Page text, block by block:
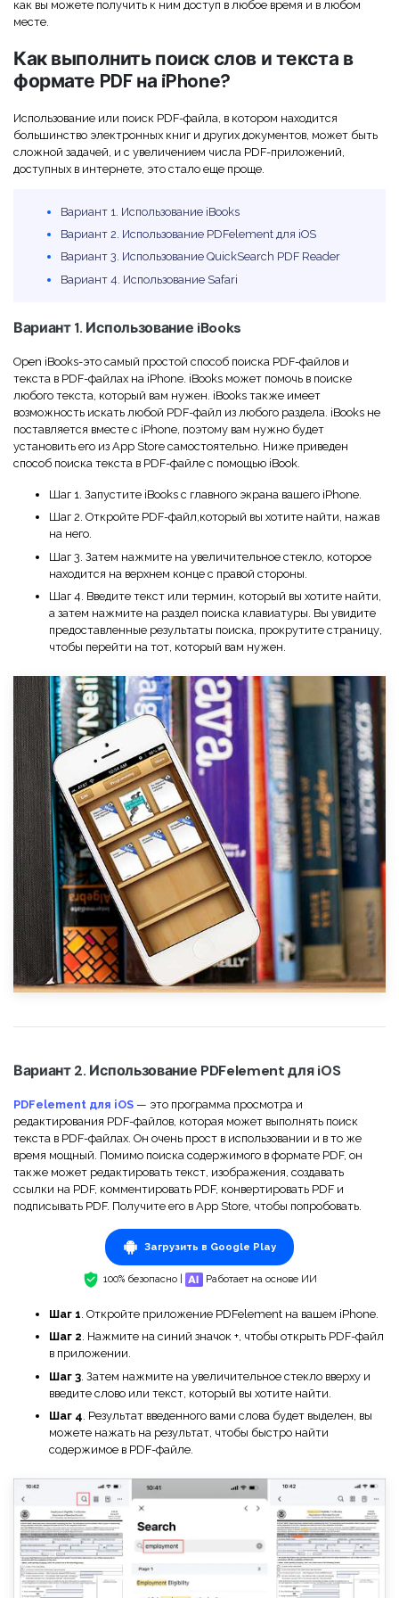
Новый PDFelement 12умнее, быстрее,
проще
От AI-функций до пакетных инструментов: новый
Скрыть фрагменты PDF Новый
Извлечение данных из PDF
Защита PDF паролем
Поделиться PDF
IT-служба
Здравоохранение
Финансы
Правительство
Издательство
Все Функции PDF
Канал на YouTube
Сообщество ВКонтакте
Канал Яндекс Дзен
как вы можете получить к ним доступ в любое время и в любом
месте.
Как выполнить поиск слов и текста в
формате PDF на iPhone?
Использование или поиск PDF-файла, в котором находится
большинство электронных книг и других документов, может быть
сложной задачей, и с увеличением числа PDF-приложений,
доступных в интернете, это стало еще проще.
Вариант 1. Использование iBooks
Вариант 2. Использование PDFelement для iOS
Вариант 3. Использование QuickSearch PDF Reader
Вариант 4. Использование Safari
Вариант 1. Использование iBooks
Open iBooks-это самый простой способ поиска PDF-файлов и
текста в PDF-файлах на iPhone. iBooks может помочь в поиске
любого текста, который вам нужен. iBooks также имеет
возможность искать любой PDF-файл из любого раздела. iBooks не
поставляется вместе с iPhone, поэтому вам нужно будет
установить его из App Store самостоятельно. Ниже приведен
способ поиска текста в PDF-файле с помощью iBook.
Шаг 1. Запустите iBooks с главного экрана вашего iPhone.
Шаг 2. Откройте PDF-файл,который вы хотите найти, нажав
на него.
Шаг 3. Затем нажмите на увеличительное стекло, которое
находится на верхнем конце с правой стороны.
Шаг 4. Введите текст или термин, который вы хотите найти,
а затем нажмите на раздел поиска клавиатуры. Вы увидите
предоставленные результаты поиска, прокрутите страницу,
чтобы перейти на тот, который вам нужен.
Вариант 2. Использование PDFelement для iOS
PDFelement для iOS — это программа просмотра и
редактирования PDF-файлов, которая может выполнять поиск
текста в PDF-файлах. Он очень прост в использовании и в то же
время мощный. Помимо поиска содержимого в формате PDF, он
также может редактировать текст, изображения, создавать
ссылки на PDF, комментировать PDF, конвертировать PDF и
подписывать PDF. Получите его в App Store, чтобы попробовать.
Загрузить в Google Play
100% безопасно | Работает на основе ИИ
Шаг 1. Откройте приложение PDFelement на вашем iPhone.
Шаг 2. Нажмите на синий значок +, чтобы открыть PDF-файл
в приложении.
Шаг 3 . Затем нажмите на увеличительное стекло вверху и
введите слово или текст, который вы хотите найти.
Шаг 4. Результат введенного вами слова будет выделен, вы
можете нажать на результат, чтобы быстро найти
содержимое в PDF-файле.